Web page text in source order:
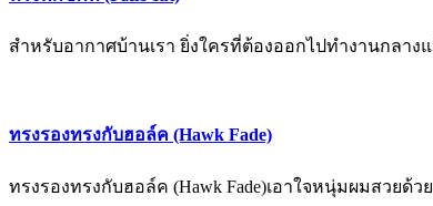
สำหรับอากาศบ้านเรา ยิ่งใครที่ต้องออกไปทำงานกลาง
ทรงรองทรงกับฮอล์ค (Hawk Fade)
ทรงรองทรงกับฮอล์ค (Hawk Fade)เอาใจหนุ่มผมสวยด้